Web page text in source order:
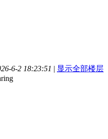
6-2 18:23:51 | 显示全部楼层